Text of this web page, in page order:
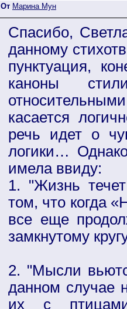
От Марина Мун
Спасибо,
данному
пунктуация,
каноны
касается
речь идет о
логики…
имела ввиду:
1. "Жизнь
том, что когда
все еще
замкнутому
2. "Мысли
данном случае
их с